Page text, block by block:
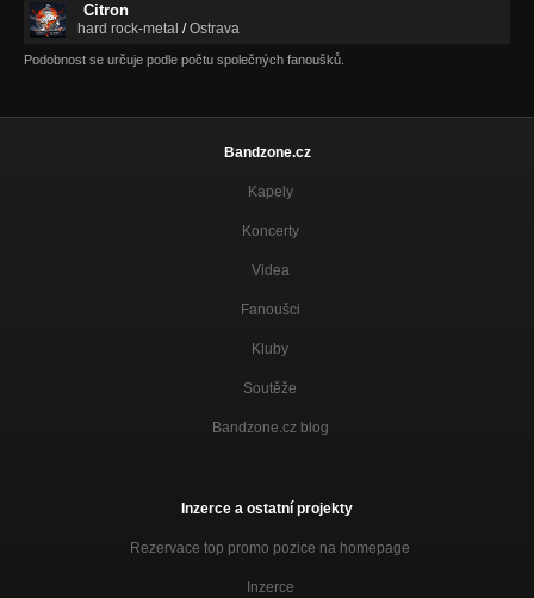
Citron
hard rock-metal /Ostrava
Podobnost se určuje podle počtu společných fanoušků.
Bandzone.cz
Kapely
Koncerty
Videa
Fanoušci
Kluby
Soutěže
Bandzone.cz blog
Inzerce a ostatní projekty
Rezervace top promo pozice na homepage
Inzerce